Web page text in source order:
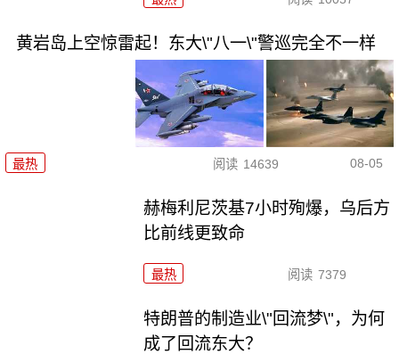
黄岩岛上空惊雷起！东大\"八一\"警巡完全不一样
最热 阅读 14639 08-05
赫梅利尼茨基7小时殉爆，乌后方
比前线更致命
最热 阅读 7379
特朗普的制造业\"回流梦\"，为何
成了回流东大？